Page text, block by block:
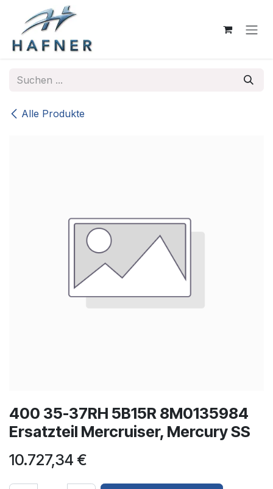
Zum Inhalt springen
Alle Produkte
400 35-37RH 5B15R 8M0135984
Ersatzteil Mercruiser, Mercury SS
10.727,34 €